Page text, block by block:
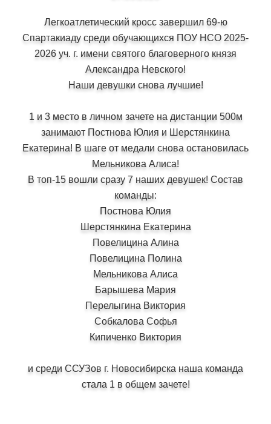
Легкоатлетический кросс завершил 69-ю
Спартакиаду среди обучающихся ПОУ НСО 2025-
2026 уч. г. имени святого благоверного князя
Александра Невского!
Наши девушки снова лучшие!
1 и 3 место в личном зачете на дистанции 500м
занимают Постнова Юлия и Шерстянкина
Екатерина! В шаге от медали снова остановилась
Мельникова Алиса!
В топ-15 вошли сразу 7 наших девушек! Состав
команды:
Постнова Юлия
Шерстянкина Екатерина
Повелицина Алина
Повелицина Полина
Мельникова Алиса
Барышева Мария
Перелыгина Виктория
Собкалова Софья
Кипиченко Виктория
и среди ССУЗов г. Новосибирска наша команда
стала 1 в общем зачете!